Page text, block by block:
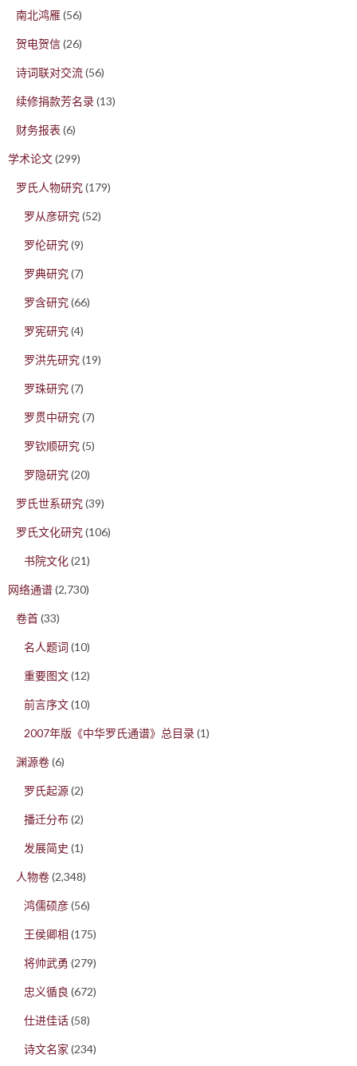
南北鸿雁(56)
贺电贺信(26)
诗词联对交流(56)
续修捐款芳名录(13)
财务报表 (6)
学术论文(299)
罗氏人物研究(179)
罗从彦研究(52)
罗伦研究(9)
罗典研究(7)
罗含研究(66)
罗宪研究(4)
罗洪先研究(19)
罗珠研究(7)
罗贯中研究(7)
罗钦顺研究(5)
罗隐研究(20)
罗氏世系研究(39)
罗氏文化研究(106)
书院文化(21)
网络通谱(2,730)
卷首(33)
名人题词 (10)
重要图文(12)
前言序文(10)
2007年版《中华罗氏通谱》总目录(1)
渊源卷(6)
罗氏起源(2)
播迁分布(2)
发展简史 (1)
人物卷(2,348)
鸿儒硕彦(56)
王侯卿相 (175)
将帅武勇 (279)
忠义循良 (672)
仕进佳话(58)
诗文名家 (234)